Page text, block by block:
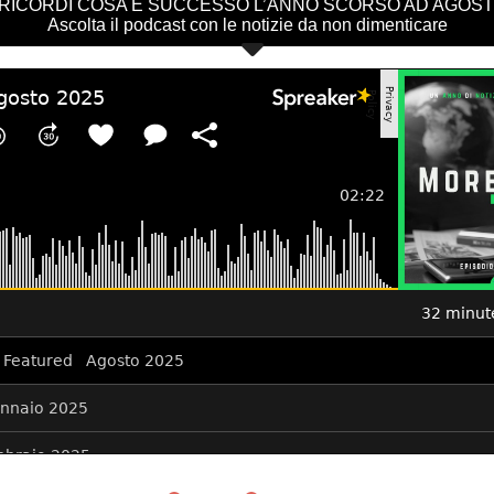
COSA È SUCCESSO L’ANNO SCORSO AD
Ascolta il podcast con le notizie da non dimenticare